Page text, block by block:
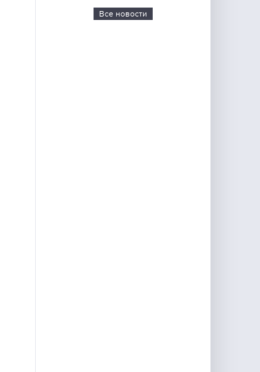
Все новости